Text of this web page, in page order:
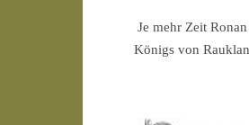
Je mehr Zeit
Königs von